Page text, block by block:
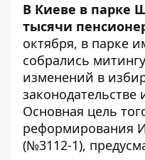
В Киеве в парке
тысячи
октября, в парке
собрались
изменений в
Основная цель
реформирования
(№3112-1),